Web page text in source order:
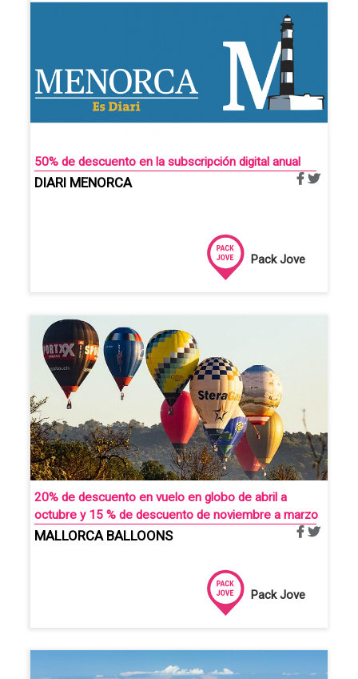
Pack Jove
50% de descuento en la subscripción digital anual
DIARI MENORCA
Pack Jove
20% de descuento en vuelo en globo de abril a
octubre y 15 % de descuento de noviembre a marzo
MALLORCA BALLOONS